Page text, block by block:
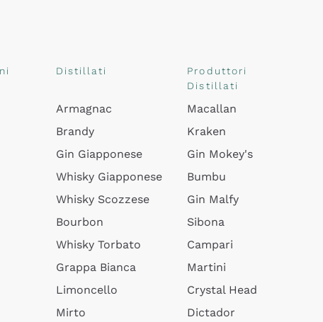
Distillati
Armagnac
Brandy
Gin Giapponese
Whisky Giapponese
Whisky Scozzese
Bourbon
Whisky Torbato
Grappa Bianca
Limoncello
Mirto
Produttori
Distillati
Macallan
Kraken
Gin Mokey's
Bumbu
Gin Malfy
Sibona
Campari
Martini
Crystal Head
Dictador